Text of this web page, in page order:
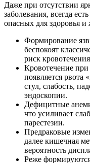
Даже при отсутствии
заболевания, всегда
опасных для здоровья
Формирование
беспокоят
риск
Кровотечение
появляется рвота
стул, слабость,
эндоскопии.
Дефицитные
что усиливает
парестезии.
Предраковые
далее кишечная
вероятность
Реже